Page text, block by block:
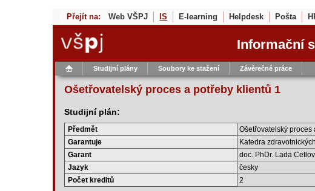
Přejít na: Web VŠPJ IS E-learning Helpdesk Pošta
Informační
Studijní plány Soubory ke stažení Závěrečné práce
Ošetřovatelský proces a potřeby klientů 1
Studijní plán:
Předmět
Ošetřovatelský proces
Garantuje
Katedra
Garant
doc. PhDr. Lada
Jazyk
česky
Počet kreditů
2